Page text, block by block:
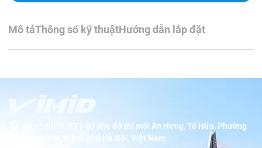
Mô tảThông số kỹ thuậtHướng dẫn lắp đặt
BT1-07 khu đô thị mới An Hưng, Tố Hữu, Phường
Dương Nội, thành phố Hà Nội, Việt Nam